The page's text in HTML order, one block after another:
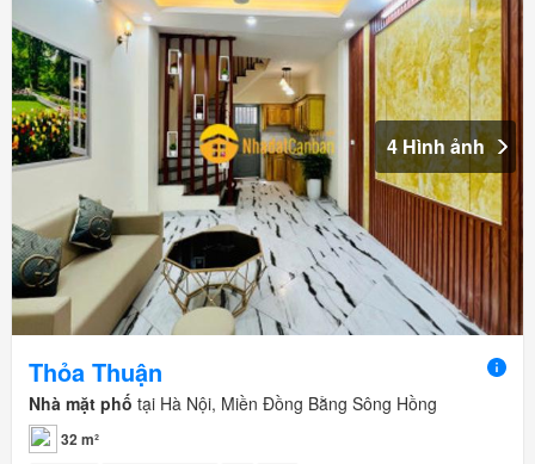
4 Hình ảnh
Thỏa Thuận
Nhà mặt phố tại Hà Nội, Miền Đồng Bằng Sông Hồng
32 m²